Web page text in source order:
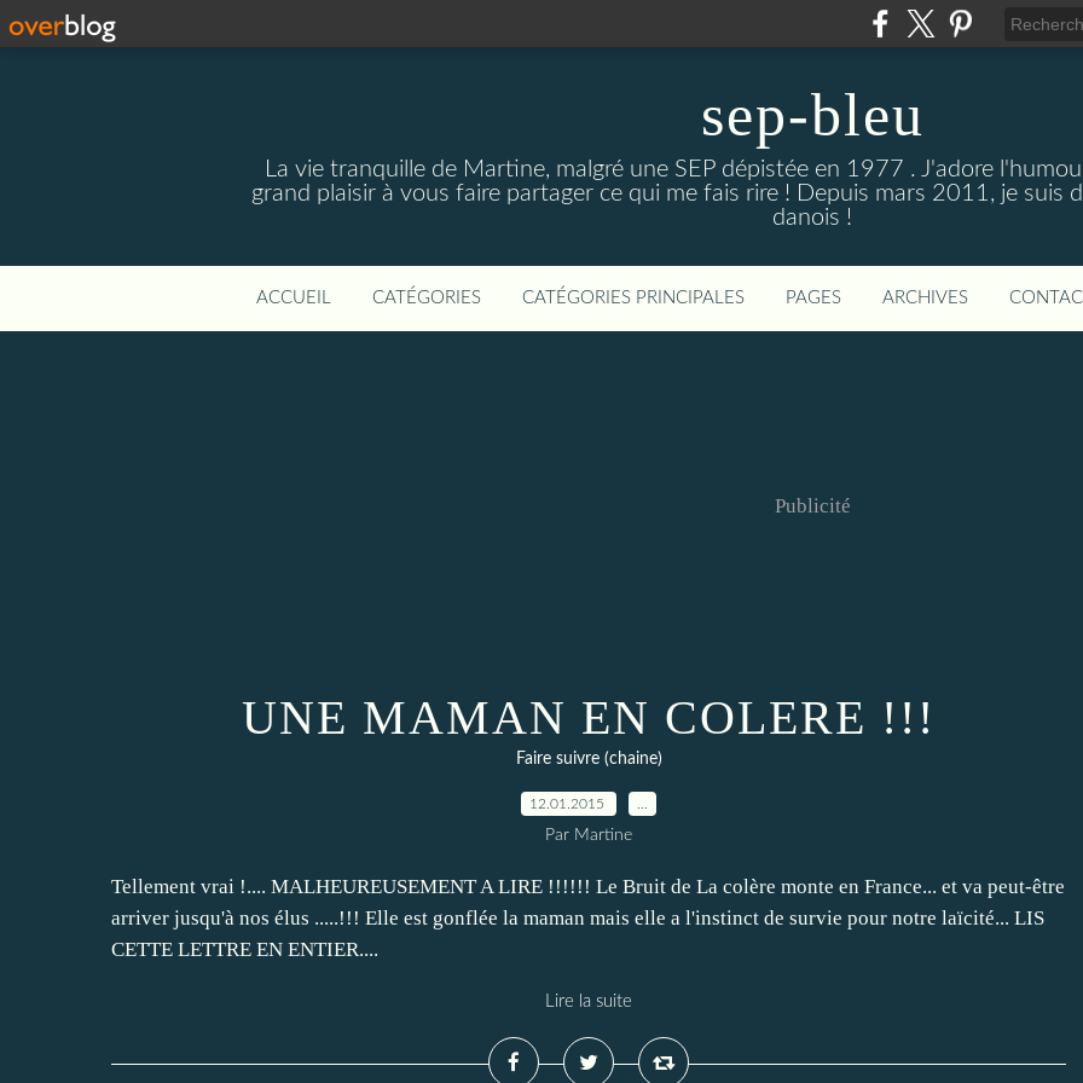
sep-bleu
La vie tranquille de Martine, malgré une SEP dépistée en 1977 . J'adore
grand plaisir à vous faire partager ce qui me fais rire ! Depuis mars 2011, je suis
danois !
ACCUEIL CATÉGORIES CATÉGORIES PRINCIPALES PAGES ARCHIVES
Publicité
UNE MAMAN EN COLERE !!!
Faire suivre (chaine)
12.01.2015
Par Martine
Tellement vrai !.... MALHEUREUSEMENT A LIRE !!!!!! Le Bruit de La colère monte en France... et va peut-être
arriver jusqu'à nos élus .....!!! Elle est gonflée la maman mais elle a l'instinct de survie pour notre laïcité... LIS
CETTE LETTRE EN ENTIER....
Lire la suite